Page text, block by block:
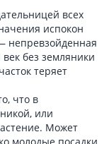
всех
испокон
непревзойденная
без земляники
теряет
что в
или
Может
молодые посадки